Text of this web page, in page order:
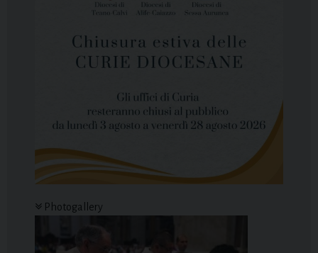
Photogallery